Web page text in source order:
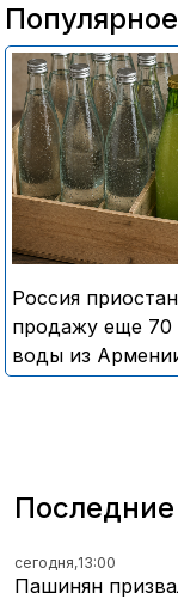
Популярное
В России
бутылок
Россия
продажу еще 70
воды из
сегодня,13:00
Пашинян